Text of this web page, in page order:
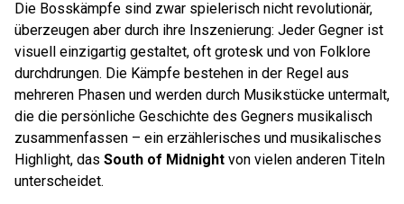
Die Bosskämpfe sind zwar spielerisch nicht revolutionär,
überzeugen aber durch ihre Inszenierung: Jeder Gegner ist
visuell einzigartig gestaltet, oft grotesk und von Folklore
durchdrungen. Die Kämpfe bestehen in der Regel aus
mehreren Phasen und werden durch Musikstücke untermalt,
die die persönliche Geschichte des Gegners musikalisch
zusammenfassen – ein erzählerisches und musikalisches
Highlight, das South of Midnight von vielen anderen Titeln
unterscheidet.